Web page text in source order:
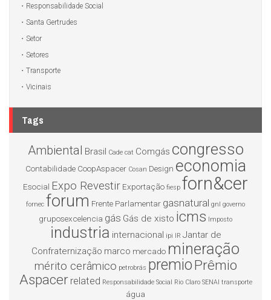
Responsabilidade Social
Santa Gertrudes
Setor
Setores
Transporte
Vicinais
Tags
Ambiental Brasil Cade cat Comgás congresso
Contabilidade CoopAspacer Cosan Design economia
Esocial Expo Revestir Exportação fiesp forn&cer
fornec forum Frente Parlamentar gasnatural gnl governo
gruposexcelencia gás Gás de xisto icms Imposto
industria internacional ipi IR Jantar de
Confraternização marco mercado mineração
mérito cerâmico petrobrás premioPrêmio
Aspacer related Responsabilidade Social Rio Claro SENAI transporte
água